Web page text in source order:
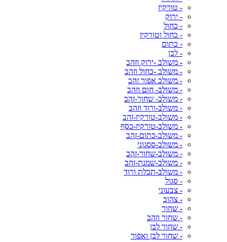
- טורקיז
- ירוק
- כחול
- כחול וטורקיז
- כתום
- לבן
- משולב -ירוק וזהב
- משולב -כחול וזהב
- משולב אפור זהב
- משולב- חום וזהב
- משולב- שחור-זהב
- משולב-ורוד וזהב
- משולב-טורקיז-זהב
- משולב-טורקיז-כסף
- משולב-כתום-זהב
- משולב-ססגוני
- משולב-שחור-זהב
- משולב-שמנת-זהב
- משולב-תכלת ורוד
- סגול
- צבעוני
- צהוב
- שחור
- שחור וזהב
- שחור לבן
- שחור לבן ואפור